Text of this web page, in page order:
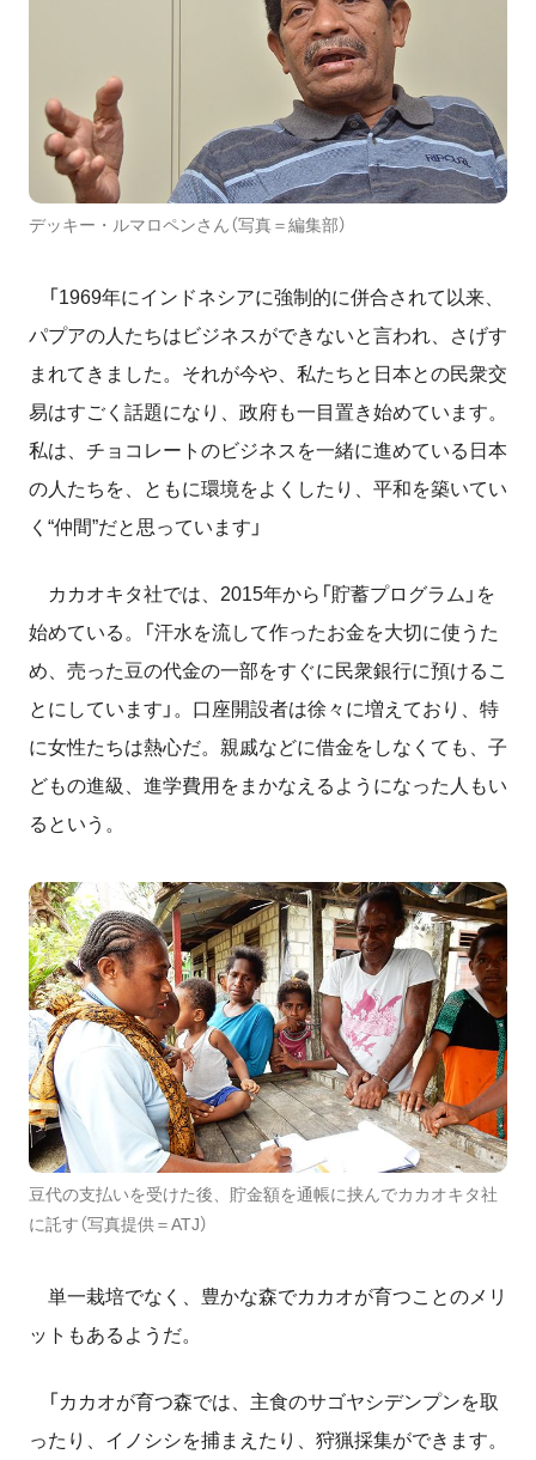
デッキー・ルマロペンさん（写真＝編集部）
「1969年にインドネシアに強制的に併合されて以来、
パプアの人たちはビジネスができないと言われ、さげす
まれてきました。それが今や、私たちと日本との民衆交
易はすごく話題になり、政府も一目置き始めています。
私は、チョコレートのビジネスを一緒に進めている日本
の人たちを、ともに環境をよくしたり、平和を築いてい
く“仲間”だと思っています」
カカオキタ社では、2015年から「貯蓄プログラム」を
始めている。「汗水を流して作ったお金を大切に使うた
め、売った豆の代金の一部をすぐに民衆銀行に預けるこ
とにしています」。口座開設者は徐々に増えており、特
に女性たちは熱心だ。親戚などに借金をしなくても、子
どもの進級、進学費用をまかなえるようになった人もい
るという。
豆代の支払いを受けた後、貯金額を通帳に挟んでカカオキタ社
に託す（写真提供＝ATJ）
単一栽培でなく、豊かな森でカカオが育つことのメリ
ットもあるようだ。
「カカオが育つ森では、主食のサゴヤシデンプンを取
ったり、イノシシを捕まえたり、狩猟採集ができます。